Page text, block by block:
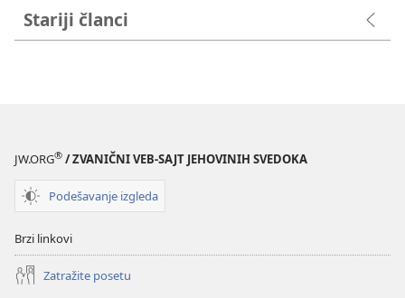
Stariji članci
JW.ORG® / ZVANIČNI VEB-SAJT JEHOVINIH SVEDOKA
Podešavanje izgleda
Brzi linkovi
Zatražite posetu